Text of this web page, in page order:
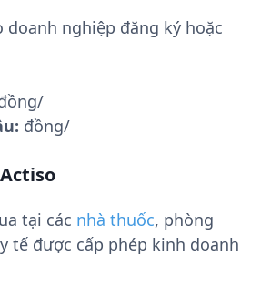
doanh nghiệp đăng ký hoặc
đồng/
tại các nhà thuốc, phòng
tế được cấp phép kinh doanh